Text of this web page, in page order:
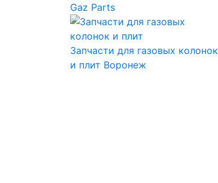
Gaz Parts
Запчасти для газовых колонок
и плит Воронеж